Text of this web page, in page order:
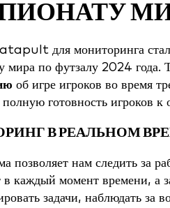
для мониторинга
мира по футзалу 2024 года.
об игре игроков во время
полную готовность игроков
В РЕАЛЬНОМ
позволяет нам следить за
в каждый момент времени, а
задачи, наблюдать за